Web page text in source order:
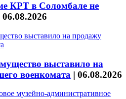
КРТ в Соломбале не
06.08.2026
выставило на
военкомата | 06.08.2026